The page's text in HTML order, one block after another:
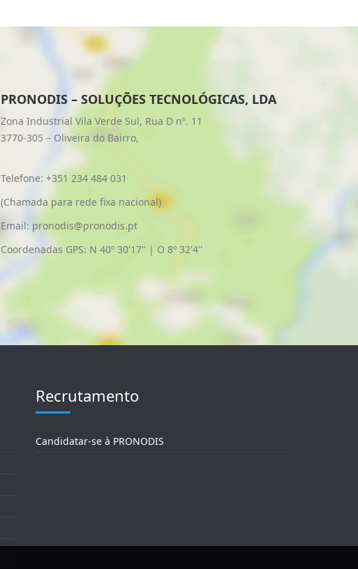
PRONODIS – SOLUÇÕES TECNOLÓGICAS, LDA
Zona Industrial Vila Verde Sul, Rua D nº. 11
3770-305 – Oliveira do Bairro,
Telefone: +351 234 484 031
(Chamada para rede fixa nacional)
Email: pronodis@pronodis.pt
Coordenadas GPS: N 40º 30'17'' | O 8º 32'4''
Recrutamento
Candidatar-se à PRONODIS